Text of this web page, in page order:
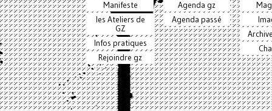
Manifeste
les Ateliers de
GZ
Infos pratiques
Rejoindre gz
Agenda gz
Agenda passé